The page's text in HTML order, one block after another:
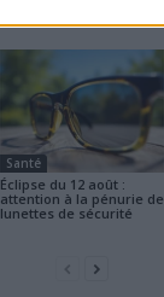
Santé
Éclipse du 12 août :
attention à la pénurie de
lunettes de sécurité